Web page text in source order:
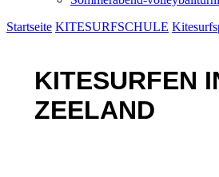
Startseite KITESURFSCHULE
KITESURFEN
ZEELAND